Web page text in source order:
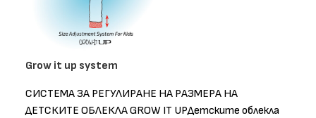
Grow it up system
СИСТЕМА ЗА РЕГУЛИРАНЕ НА РАЗМЕРА НА
ДЕТСКИТЕ ОБЛЕКЛА GROW IT UPДетските облекла